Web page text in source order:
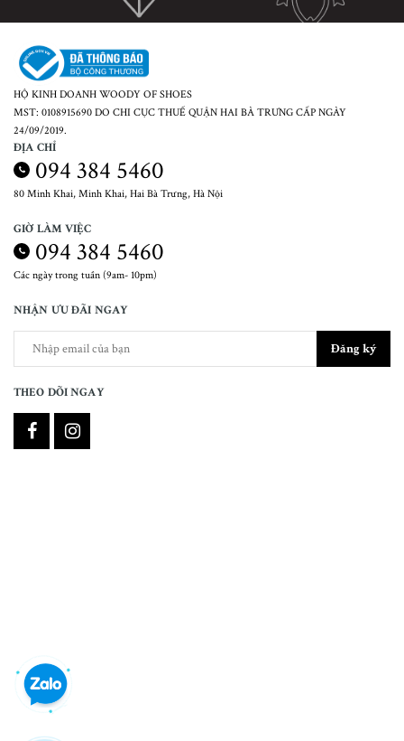
HỘ KINH DOANH WOODY OF SHOES
MST: 0108915690 DO CHI CỤC THUẾ QUẬN HAI BÀ TRƯNG CẤP NGÀY
24/09/2019.
ĐỊA CHỈ
094 384 5460
80 Minh Khai, Minh Khai, Hai Bà Trưng, Hà Nội
GIỜ LÀM VIỆC
094 384 5460
Các ngày trong tuần (9am- 10pm)
NHẬN ƯU ĐÃI NGAY
Đăng ký
THEO DÕI NGAY